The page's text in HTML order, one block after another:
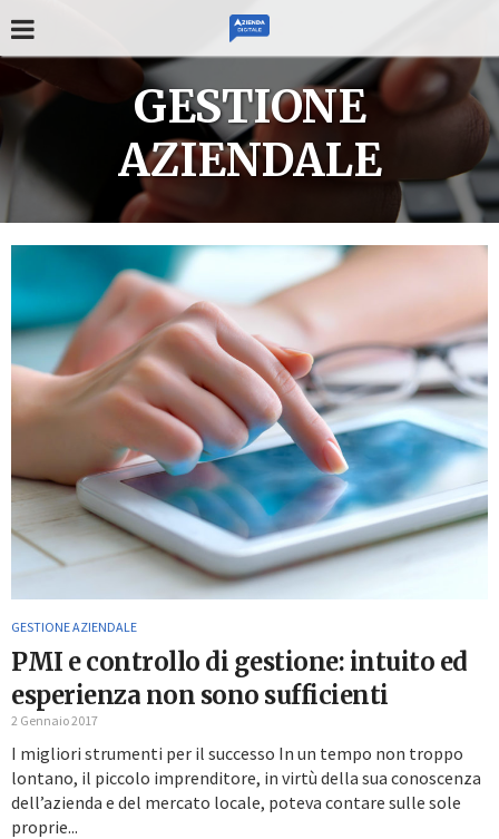
GESTIONE
AZIENDALE
GESTIONE AZIENDALE
PMI e controllo di gestione: intuito ed
esperienza non sono sufficienti
2 Gennaio 2017
I migliori strumenti per il successo In un tempo non troppo
lontano, il piccolo imprenditore, in virtù della sua conoscenza
dell’azienda e del mercato locale, poteva contare sulle sole
proprie...